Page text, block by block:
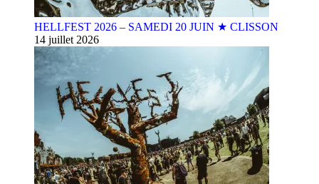
HELLFEST 2026 – SAMEDI 20 JUIN ★ CLISSON
14 juillet 2026